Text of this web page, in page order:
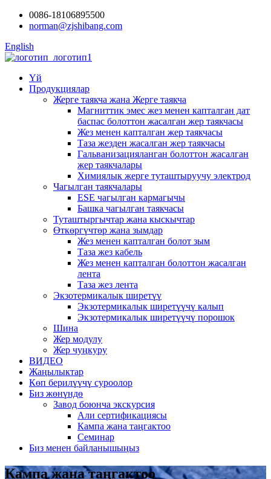
0086-18106895500
norman@zjshibang.com
English
Үй
Продукциялар
Жерге таякча жана Жерге таякча
Магниттик эмес жез менен капталган дат
баспас болоттон жасалган жер таякчасы
Жез менен капталган жер таякчасы
Таза жезден жасалган жер таякчасы
Гальванизацияланган болоттон жасалган
жер таякчалары
Химиялык жерге туташтыруучу электрод
Чагылган таякчалары
ESE чагылган кармагычы
Башка чагылган таякчасы
Туташтыргычтар жана кыскычтар
Өткөргүчтөр жана зымдар
Жез менен капталган болот зым
Таза жез кабель
Жез менен капталган болоттон жасалган
лента
Таза жез лента
Экзотермикалык ширетүү
Экзотермикалык ширетүүчү калып
Экзотермикалык ширетүүчү порошок
Шина
Жер модулу
Жер чуңкуру
ВИДЕО
Жаңылыктар
Көп берилүүчү суроолор
Биз жөнүндө
Завод боюнча экскурсия
Али сертификациясы
Кампа жана таңгактоо
Семинар
Биз менен байланышыңыз
Кампа жана таңгактоо